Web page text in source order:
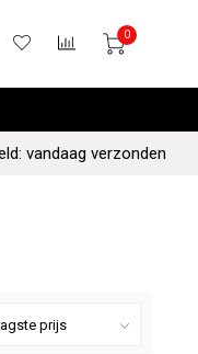
0
vandaag verzonden